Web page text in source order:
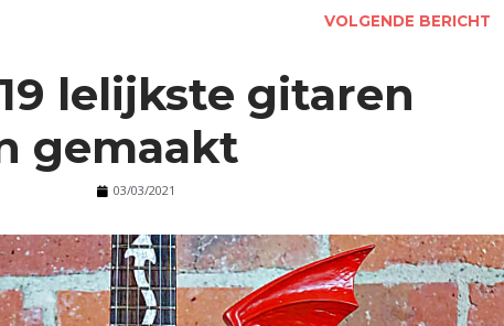
VOLGENDE BERICHT
lelijkste gitaren
gemaakt
03/03/2021